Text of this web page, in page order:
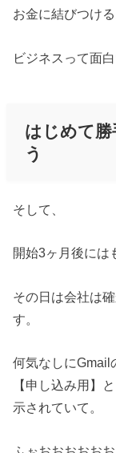
お金に結びつける
ビジネスって面
はじめて
う
そして、
開始3ヶ月後には
その日は会社は
す。
何気なしにGmail
【申し込み用】
示されていて。